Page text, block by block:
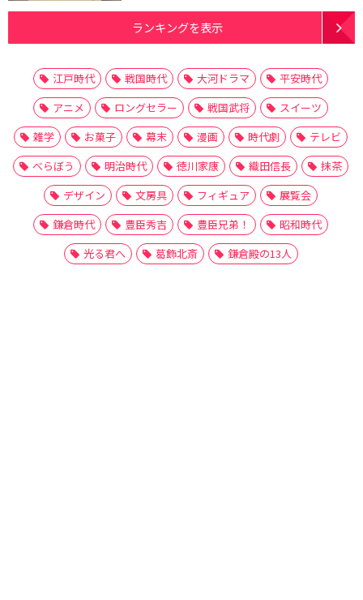
ランキングを表示
江戸時代 戦国時代 大河ドラマ
平安時代
アニメ
ロングセラー 戦国武将
スイーツ
雑学
お菓子 幕末 漫画 時代劇
テレビ
べらぼう
明治時代 徳川家康 織田信長
抹茶
デザイン
文房具 フィギュア
展覧会
鎌倉時代
豊臣秀吉 豊臣兄弟！
昭和時代
光る君へ
葛飾北斎 鎌倉殿の13人